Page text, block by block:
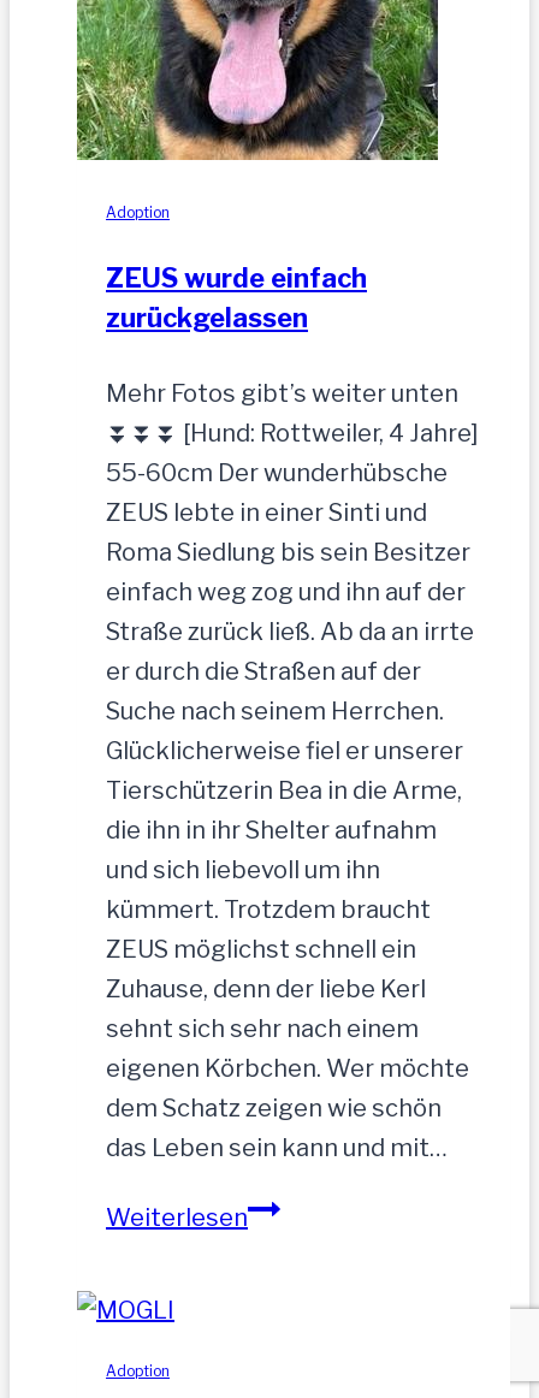
Adoption
ZEUS wurde einfach
zurückgelassen
Mehr Fotos gibt’s weiter unten
⏬⏬⏬ [Hund: Rottweiler, 4 Jahre]
55-60cm Der wunderhübsche
ZEUS lebte in einer Sinti und
Roma Siedlung bis sein Besitzer
einfach weg zog und ihn auf der
Straße zurück ließ. Ab da an irrte
er durch die Straßen auf der
Suche nach seinem Herrchen.
Glücklicherweise fiel er unserer
Tierschützerin Bea in die Arme,
die ihn in ihr Shelter aufnahm
und sich liebevoll um ihn
kümmert. Trotzdem braucht
ZEUS möglichst schnell ein
Zuhause, denn der liebe Kerl
sehnt sich sehr nach einem
eigenen Körbchen. Wer möchte
dem Schatz zeigen wie schön
das Leben sein kann und mit…
WeiterlesenZEUS
Adoption